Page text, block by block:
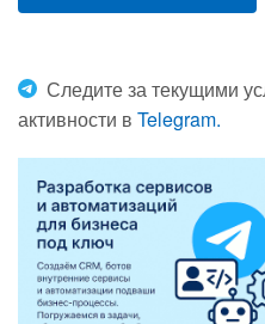
Следите за текущими
активности в Telegram.